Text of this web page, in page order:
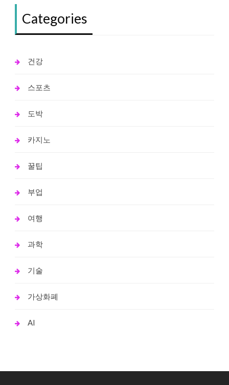
Categories
건강
스포츠
도박
카지노
꿀팁
부업
여행
과학
기술
가상화폐
AI